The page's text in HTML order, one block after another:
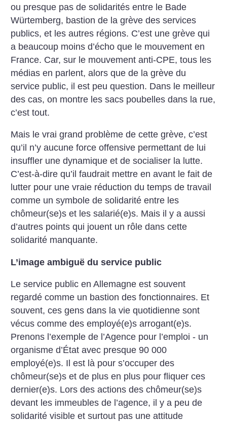
ou presque pas de solidarités entre le Bade
Würtemberg, bastion de la grève des services
publics, et les autres régions. C’est une grève qui
a beaucoup moins d’écho que le mouvement en
France. Car, sur le mouvement anti-CPE, tous les
médias en parlent, alors que de la grève du
service public, il est peu question. Dans le meilleur
des cas, on montre les sacs poubelles dans la rue,
c’est tout.
Mais le vrai grand problème de cette grève, c’est
qu’il n’y aucune force offensive permettant de lui
insuffler une dynamique et de socialiser la lutte.
C’est-à-dire qu’il faudrait mettre en avant le fait de
lutter pour une vraie réduction du temps de travail
comme un symbole de solidarité entre les
chômeur(se)s et les salarié(e)s. Mais il y a aussi
d’autres points qui jouent un rôle dans cette
solidarité manquante.
L’image ambiguë du service public
Le service public en Allemagne est souvent
regardé comme un bastion des fonctionnaires. Et
souvent, ces gens dans la vie quotidienne sont
vécus comme des employé(e)s arrogant(e)s.
Prenons l’exemple de l’Agence pour l’emploi - un
organisme d’État avec presque 90 000
employé(e)s. Il est là pour s’occuper des
chômeur(se)s et de plus en plus pour fliquer ces
dernier(e)s. Lors des actions des chômeur(se)s
devant les immeubles de l’agence, il y a peu de
solidarité visible et surtout pas une attitude